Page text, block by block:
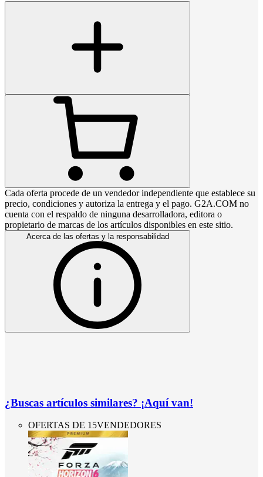
Cada oferta procede de un vendedor independiente que establece su
precio, condiciones y autoriza la entrega y el pago. G2A.COM no
cuenta con el respaldo de ninguna desarrolladora, editora o
propietario de marcas de los artículos disponibles en este sitio.
Acerca de las ofertas y la responsabilidad
¿Buscas artículos similares? ¡Aquí van!
OFERTAS DE 15VENDEDORES